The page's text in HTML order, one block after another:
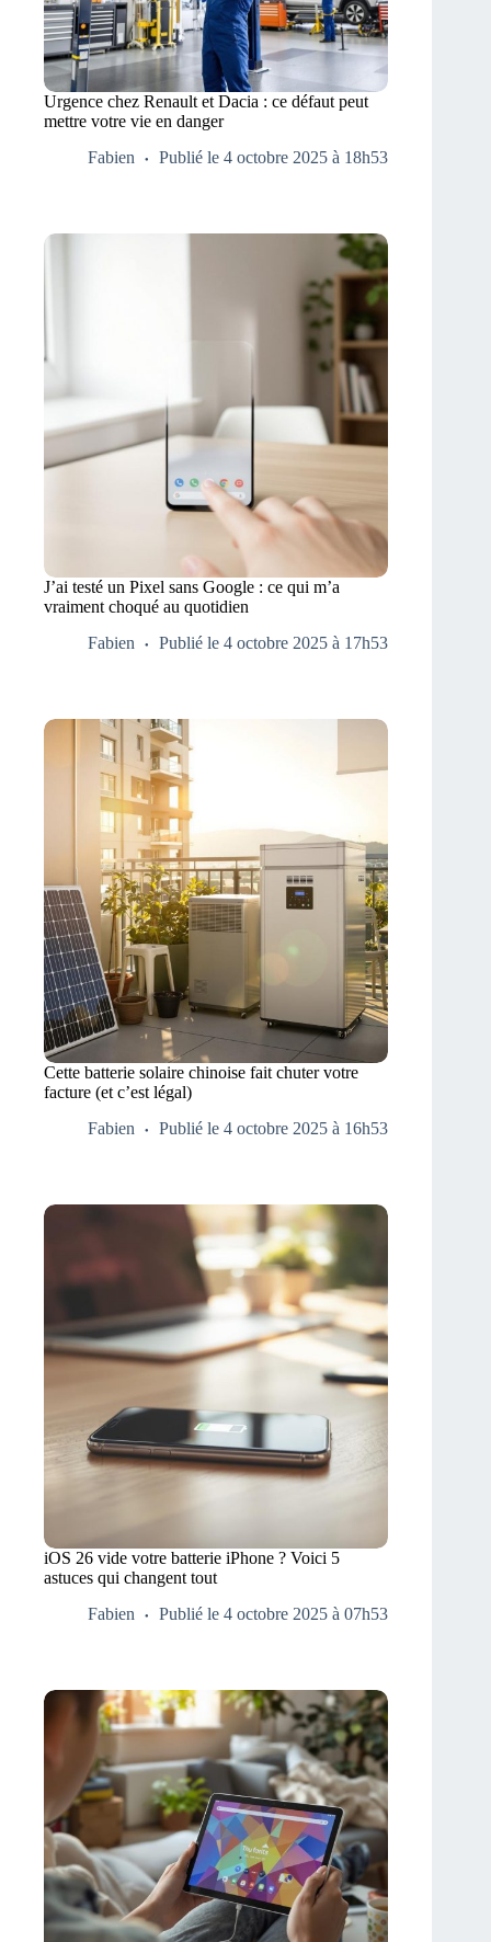
Urgence chez Renault et Dacia : ce défaut peut
mettre votre vie en danger
Fabien
Publié le 4 octobre 2025 à 18h53
J’ai testé un Pixel sans Google : ce qui m’a
vraiment choqué au quotidien
Fabien
Publié le 4 octobre 2025 à 17h53
Cette batterie solaire chinoise fait chuter votre
facture (et c’est légal)
Fabien
Publié le 4 octobre 2025 à 16h53
iOS 26 vide votre batterie iPhone ? Voici 5
astuces qui changent tout
Fabien
Publié le 4 octobre 2025 à 07h53